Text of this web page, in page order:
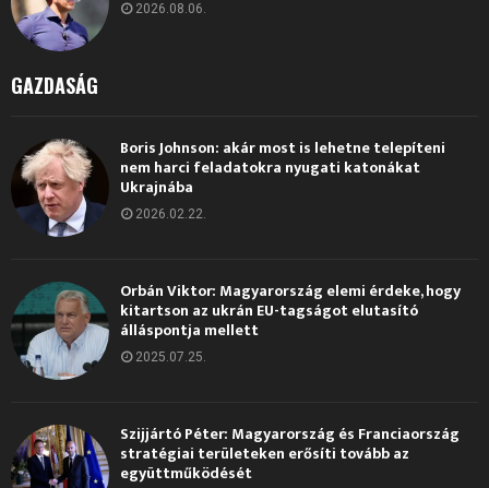
2026.08.06.
GAZDASÁG
Boris Johnson: akár most is lehetne telepíteni
nem harci feladatokra nyugati katonákat
Ukrajnába
2026.02.22.
Orbán Viktor: Magyarország elemi érdeke, hogy
kitartson az ukrán EU-tagságot elutasító
álláspontja mellett
2025.07.25.
Szijjártó Péter: Magyarország és Franciaország
stratégiai területeken erősíti tovább az
együttműködését